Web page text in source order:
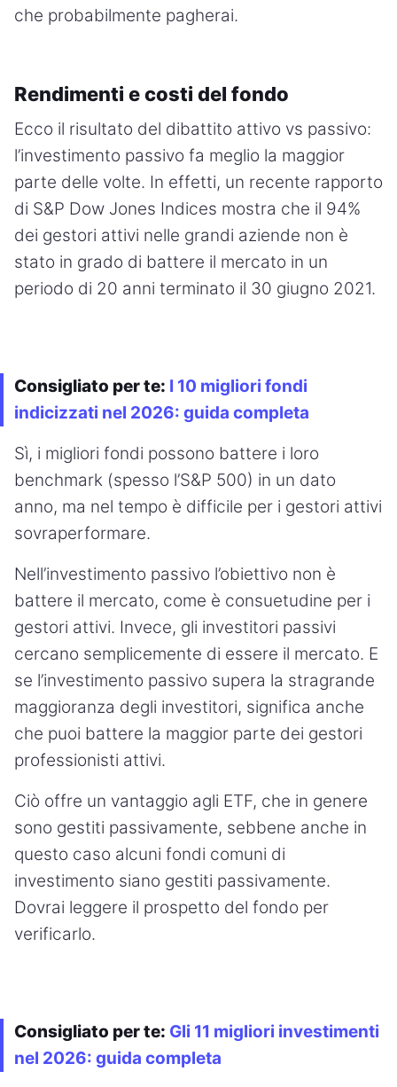
che probabilmente pagherai.
Rendimenti e costi del fondo
Ecco il risultato del dibattito attivo vs passivo:
l’investimento passivo fa meglio la maggior
parte delle volte. In effetti, un recente rapporto
di S&P Dow Jones Indices mostra che il 94%
dei gestori attivi nelle grandi aziende non è
stato in grado di battere il mercato in un
periodo di 20 anni terminato il 30 giugno 2021.
Consigliato per te: I 10 migliori fondi
indicizzati nel 2026: guida completa
Sì, i migliori fondi possono battere i loro
benchmark (spesso l’S&P 500) in un dato
anno, ma nel tempo è difficile per i gestori attivi
sovraperformare.
Nell’investimento passivo l’obiettivo non è
battere il mercato, come è consuetudine per i
gestori attivi. Invece, gli investitori passivi
cercano semplicemente di essere il mercato. E
se l’investimento passivo supera la stragrande
maggioranza degli investitori, significa anche
che puoi battere la maggior parte dei gestori
professionisti attivi.
Ciò offre un vantaggio agli ETF, che in genere
sono gestiti passivamente, sebbene anche in
questo caso alcuni fondi comuni di
investimento siano gestiti passivamente.
Dovrai leggere il prospetto del fondo per
verificarlo.
Consigliato per te: Gli 11 migliori investimenti
nel 2026: guida completa